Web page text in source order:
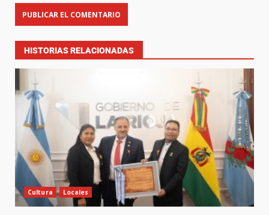
HISTORIAS RELACIONADAS
Cultura Locales